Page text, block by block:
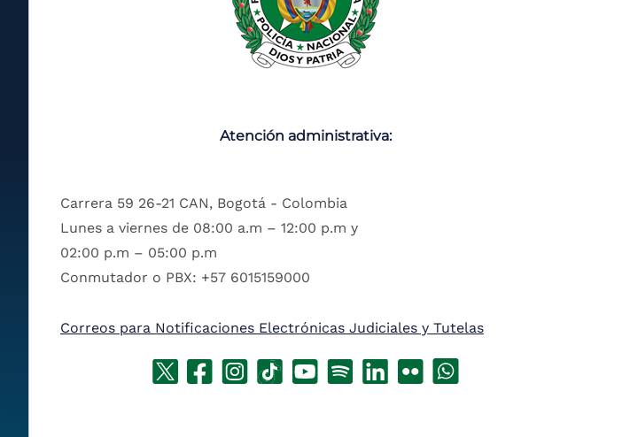
Atención administrativa:
Carrera 59 26-21 CAN, Bogotá - Colombia
Lunes a viernes de 08:00 a.m – 12:00 p.m y
02:00 p.m – 05:00 p.m
Conmutador o PBX: +57 6015159000
Correos para Notificaciones Electrónicas Judiciales y Tutelas